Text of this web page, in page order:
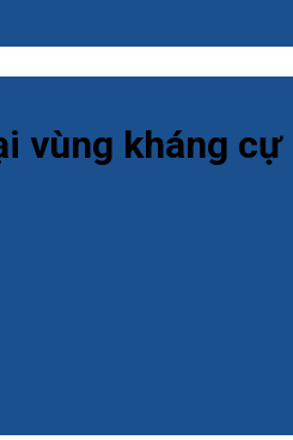
kháng